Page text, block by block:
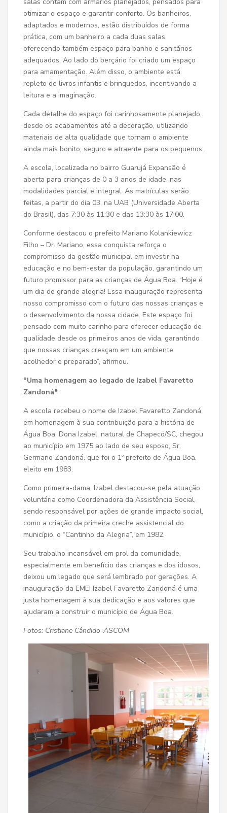
otimizar o espaço e garantir conforto. Os banheiros,
adaptados e modernos, estão distribuídos de forma
prática, com um banheiro a cada duas salas,
oferecendo também espaço para banho e sanitários
adequados. Ao lado do berçário foi criado um espaço
para amamentação. Além disso, o ambiente está
repleto de livros infantis e brinquedos, incentivando a
leitura e a imaginação.
Cada detalhe do espaço foi carinhosamente planejado,
desde os acabamentos até a decoração, utilizando
materiais de alta qualidade que tornam o ambiente
ainda mais bonito, seguro e atraente para os pequenos.
A escola, localizada no bairro Guarujá Expansão é
aberta para crianças de 0 a 3 anos de idade, nas
modalidades parcial e integral. As matrículas serão
feitas, a partir do dia 03, na UAB (Universidade Aberta
do Brasil), das 7:30 às 11:30 e das 13:30 às 17:00.
Conforme destacou o prefeito Mariano Kolankiewicz
Filho – Dr. Mariano, essa conquista reforça o
compromisso da gestão municipal em investir na
educação e no bem-estar da população, garantindo um
futuro promissor para as crianças de Água Boa. “Hoje é
um dia de grande alegria! Essa inauguração representa
nosso compromisso com o futuro das nossas crianças e
o desenvolvimento da nossa cidade. Este espaço foi
pensado com muito carinho para oferecer educação de
qualidade desde os primeiros anos de vida, garantindo
que nossas crianças cresçam em um ambiente
acolhedor e preparado”, afirmou.
*Uma homenagem ao legado de Izabel Favaretto
Zandoná*
A escola recebeu o nome de Izabel Favaretto Zandoná
em homenagem à sua contribuição para a história de
Água Boa. Dona Izabel, natural de Chapecó/SC, chegou
ao município em 1975 ao lado de seu esposo, Sr.
Germano Zandoná, que foi o 1º prefeito de Água Boa,
eleito em 1983.
Como primeira-dama, Izabel destacou-se pela atuação
voluntária como Coordenadora da Assistência Social,
sendo responsável por ações de grande impacto social,
como a criação da primeira creche assistencial do
município, o “Cantinho da Alegria”, em 1982.
Seu trabalho incansável em prol da comunidade,
especialmente em benefício das crianças e dos idosos,
deixou um legado que será lembrado por gerações. A
inauguração da EMEI Izabel Favaretto Zandoná é uma
justa homenagem à sua dedicação e aos valores que
ajudaram a construir o município de Água Boa.
Fotos: Cristiane Cândido-ASCOM